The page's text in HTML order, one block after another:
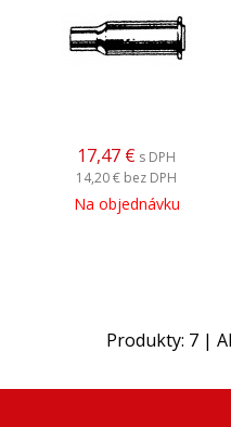
17,47 € s DPH
14,20 € bez DPH
Na objednávku
Produkty: 7|